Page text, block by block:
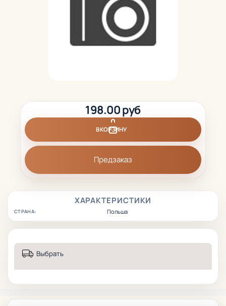
ХАРАКТЕРИСТИКИ
СТРАНА: Польша
198.00 руб
В КОРЗИНУ
Предзаказ
Выбрать